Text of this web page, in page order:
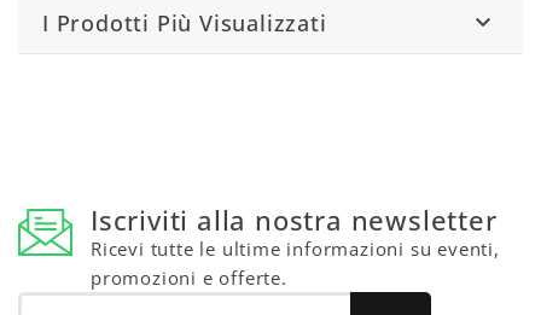
I Prodotti Più Visualizzati 
Iscriviti alla nostra newsletter
Ricevi tutte le ultime informazioni su eventi,
promozioni e offerte.